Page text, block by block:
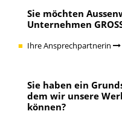
Sie möchten
Unternehmen
Ihre Ansprechpartnerin
Sie haben ein
dem wir unsere
können?